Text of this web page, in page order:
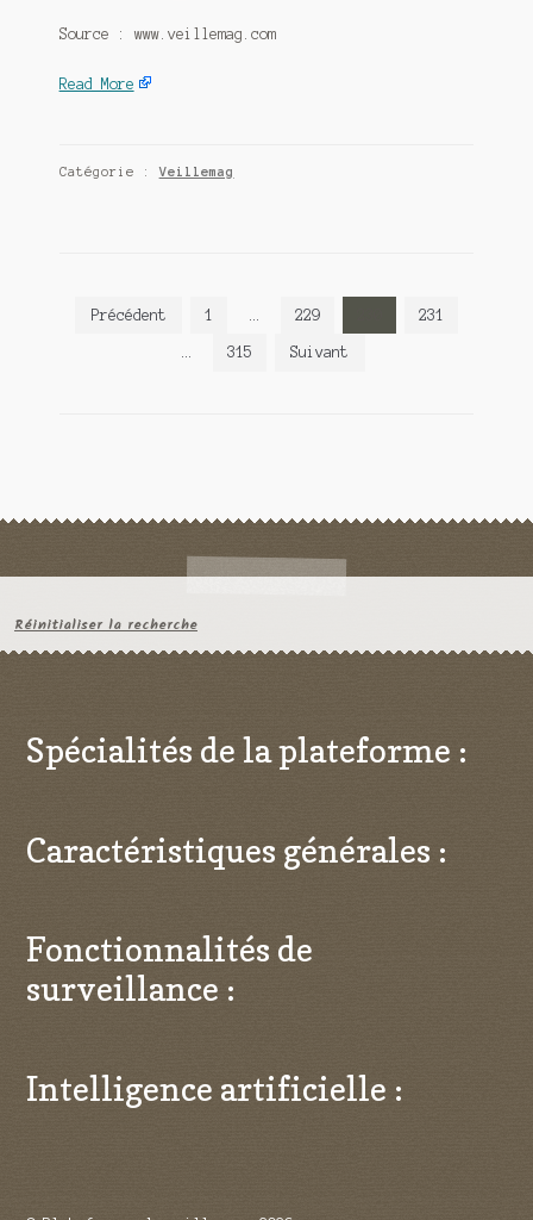
Source : www.veillemag.com
Read More
Catégorie :Veillemag
Pagination
Précédent 1 229 231
315 Suivant
Réinitialiser la recherche
Spécialités de la plateforme :
Caractéristiques générales :
Fonctionnalités de
surveillance :
Intelligence artificielle :